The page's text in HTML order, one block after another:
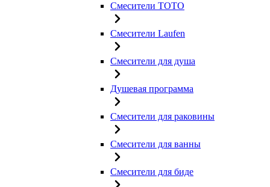
Смесители TOTO
Смесители Laufen
Смесители для душа
Душевая программа
Смесители для раковины
Смесители для ванны
Смесители для биде